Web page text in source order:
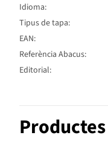
Idioma:
Tipus de tapa:
EAN:
Referència Abacus:
Editorial: